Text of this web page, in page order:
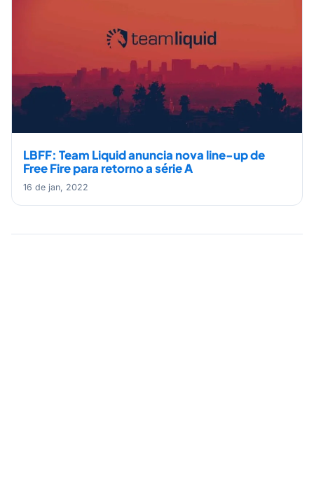
LBFF: Team Liquid anuncia nova line-up de
Free Fire para retorno a série A
16 de jan, 2022